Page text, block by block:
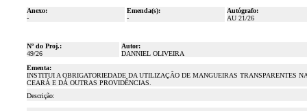
Anexo:
-
Emenda(s):
-
Autógrafo:
AU 21/26
Nº do Proj.:
49/26
Autor:
DANNIEL OLIVEIRA
Ementa:
INSTITUI A OBRIGATORIEDADE DA UTILIZAÇÃO DE MANGUEIRAS TRANSPARENTES
CEARÁ E DÁ OUTRAS PROVIDÊNCIAS.
Descrição: